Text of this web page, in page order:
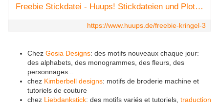
Freebie Stickdatei - Huups! Stickdateien und Plotterdateien
https://www.huups.de/freebie-kringel-3
Chez Gosia Designs: des motifs nouveaux chaque jour:
des alphabets, des monogrammes, des fleurs, des
personnages...
chez Kimberbell designs: motifs de broderie machine et
tutoriels de couture
chez Liebdankstick: des motifs variés et tutoriels, traduction